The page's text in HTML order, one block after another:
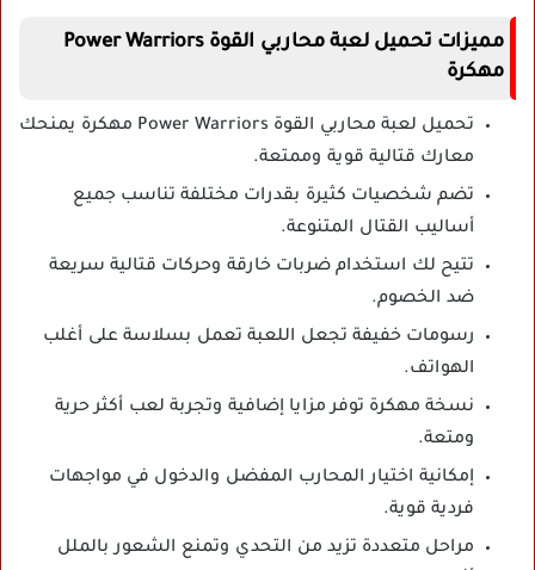
مميزات تحميل لعبة محاربي القوة Power Warriors
مهكرة
تحميل لعبة محاربي القوة Power Warriors مهكرة يمنحك
معارك قتالية قوية وممتعة.
تضم شخصيات كثيرة بقدرات مختلفة تناسب جميع
أساليب القتال المتنوعة.
تتيح لك استخدام ضربات خارقة وحركات قتالية سريعة
ضد الخصوم.
رسومات خفيفة تجعل اللعبة تعمل بسلاسة على أغلب
الهواتف.
نسخة مهكرة توفر مزايا إضافية وتجربة لعب أكثر حرية
ومتعة.
إمكانية اختيار المحارب المفضل والدخول في مواجهات
فردية قوية.
مراحل متعددة تزيد من التحدي وتمنع الشعور بالملل